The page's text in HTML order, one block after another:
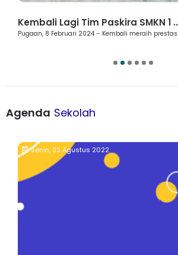
Kembali Lagi Tim Paskira SMKN 1
Pugaan, 8 Februari 2024 – Kembali meraih
Agenda Sekolah
Senin, 22 Agustus 2022